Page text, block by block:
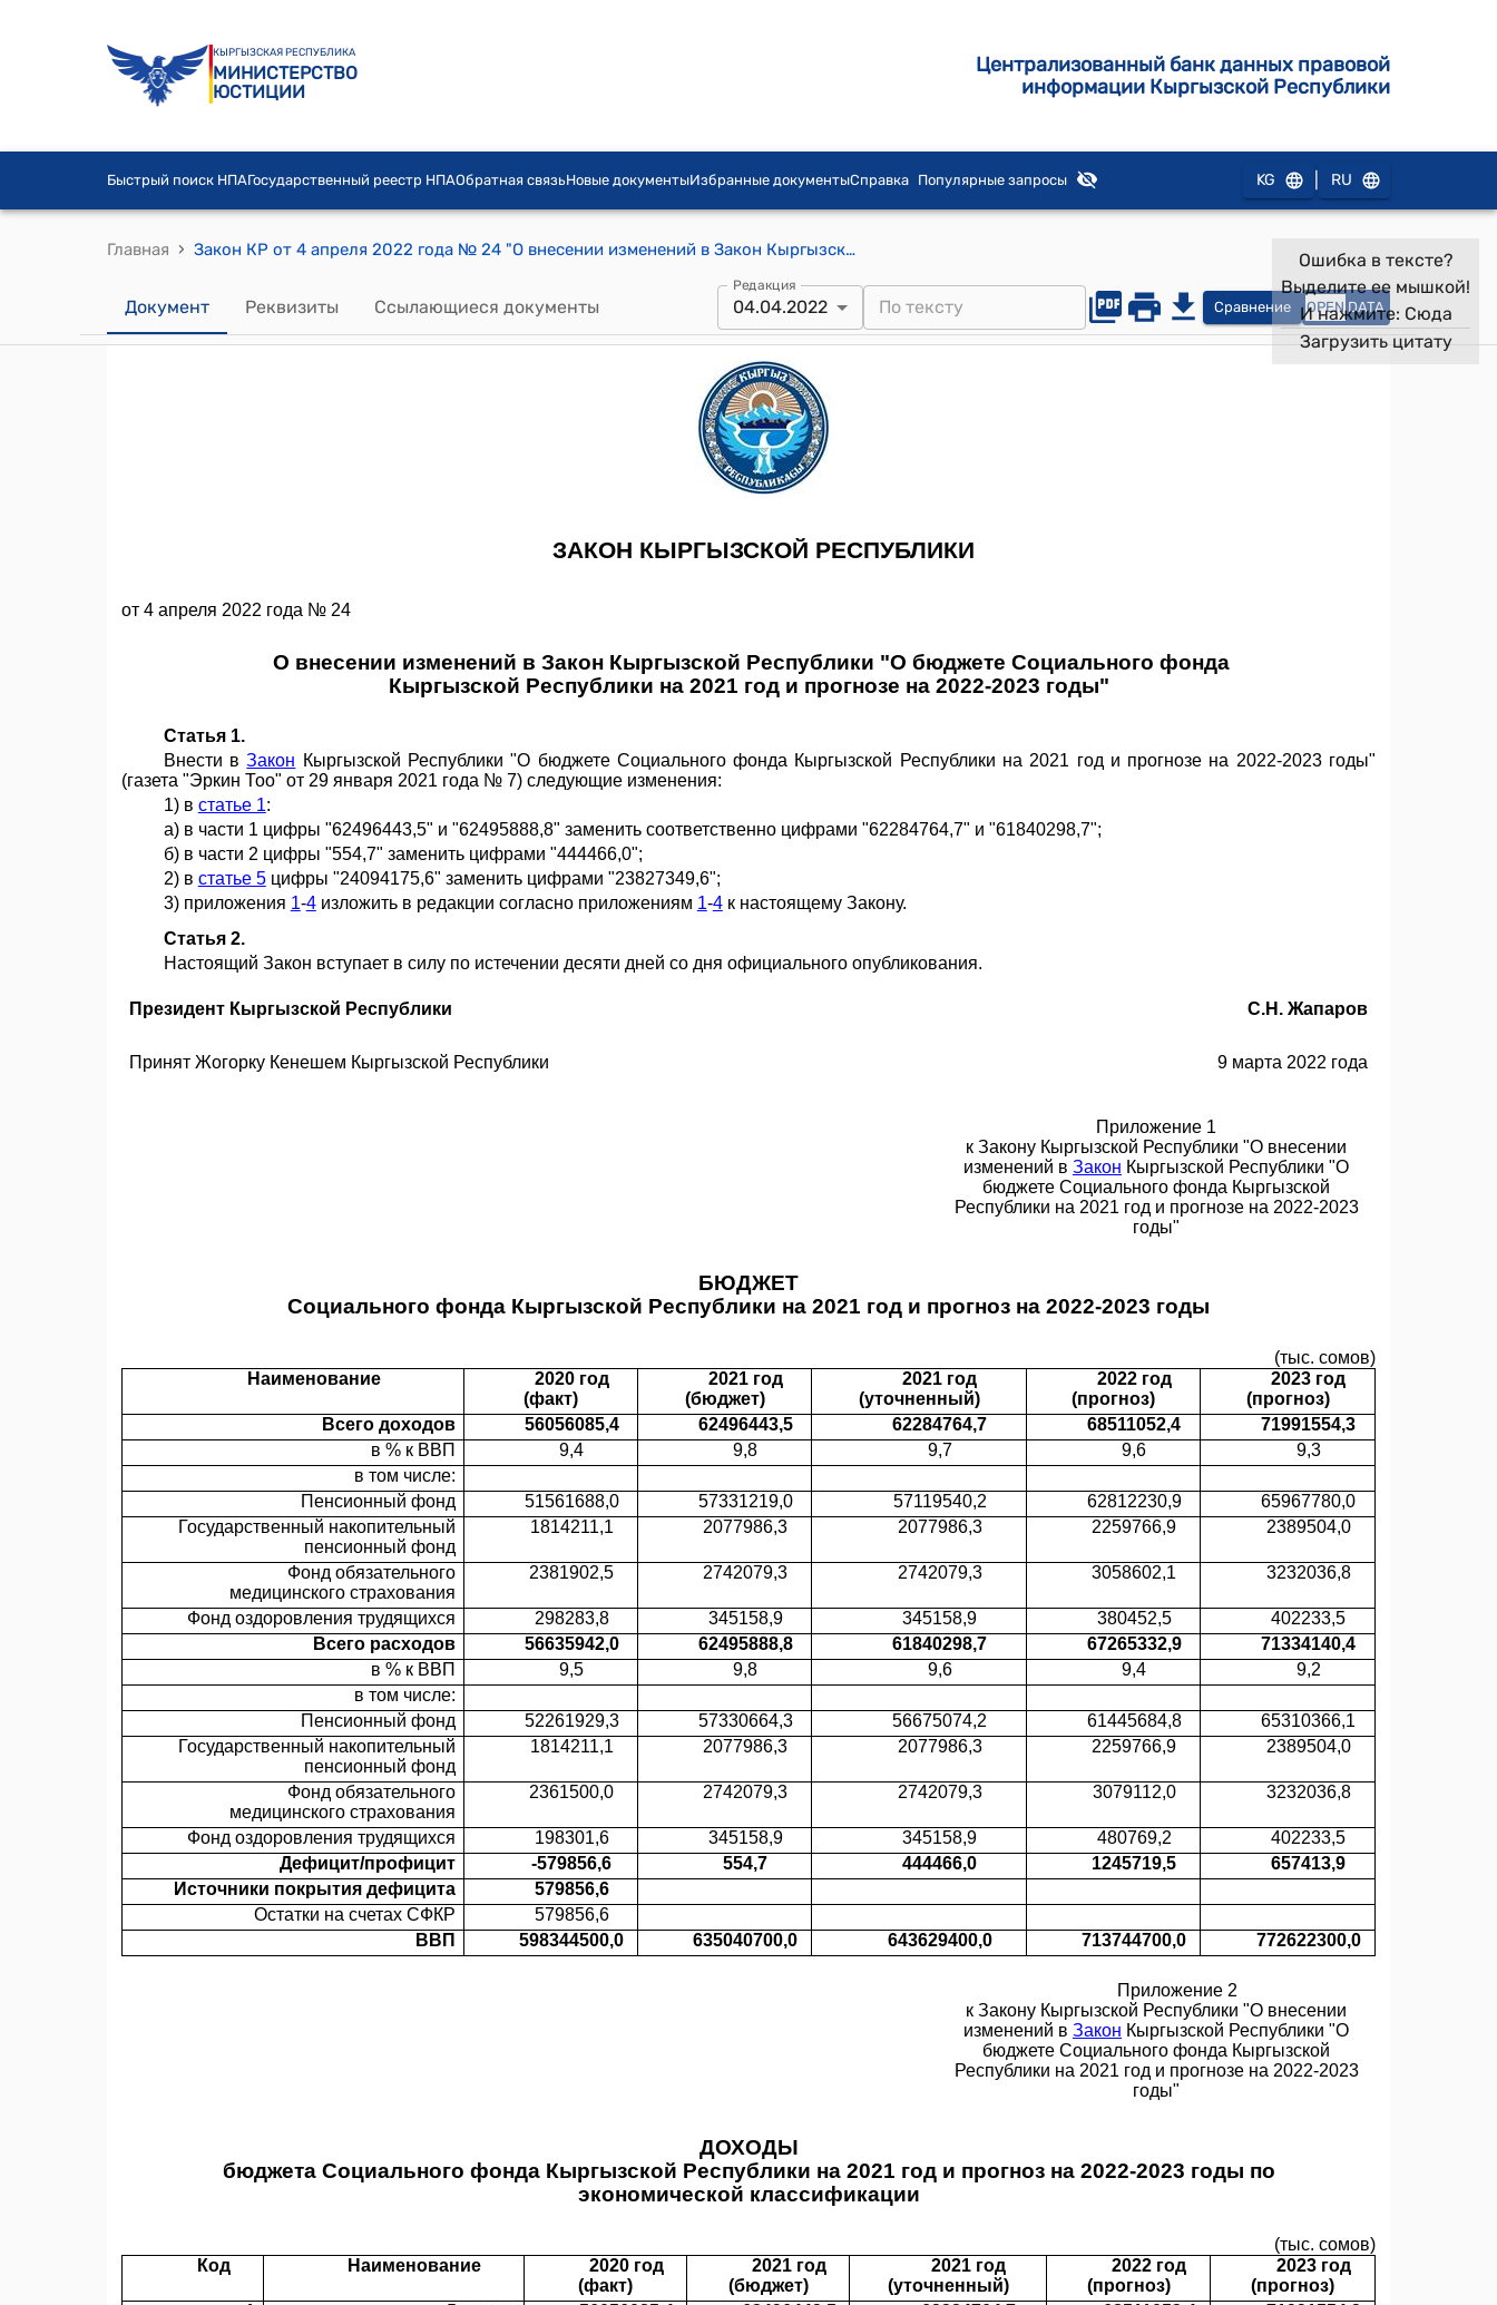
КЫРГЫЗСКАЯ РЕСПУБЛИКА
МИНИСТЕРСТВО
ЮСТИЦИИ
Централизованный банк данных правовой
информации Кыргызской Республики
Быстрый поиск НПАГосударственный реестр НПАОбратная связьНовые документыИзбранные документыСправка Популярные запросы KG RU
Главная › Закон КР от 4 апреля 2022 года № 24 "О внесении изменений в Закон Кыргызской Республики "О бюджете Социального фонда Кыргызской Республики на 2021 год и прогнозе на 2022-2023 годы""
Документ Реквизиты Ссылающиеся документы
Редакция
04.04.2022 Сравнение OPEN DATA
Ошибка в тексте?
Выделите ее мышкой!
И нажмите: Сюда
Загрузить цитату